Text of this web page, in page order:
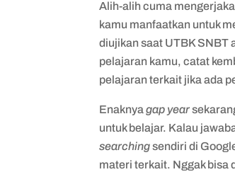
Alih-alih cuma
kamu manfaatkan untuk
diujikan saat UTBK SNBT
pelajaran kamu, catat
pelajaran terkait jika ada
Enaknyagap year
untuk belajar. Kalau
searchingsendiri di
materi terkait. Nggak bisa